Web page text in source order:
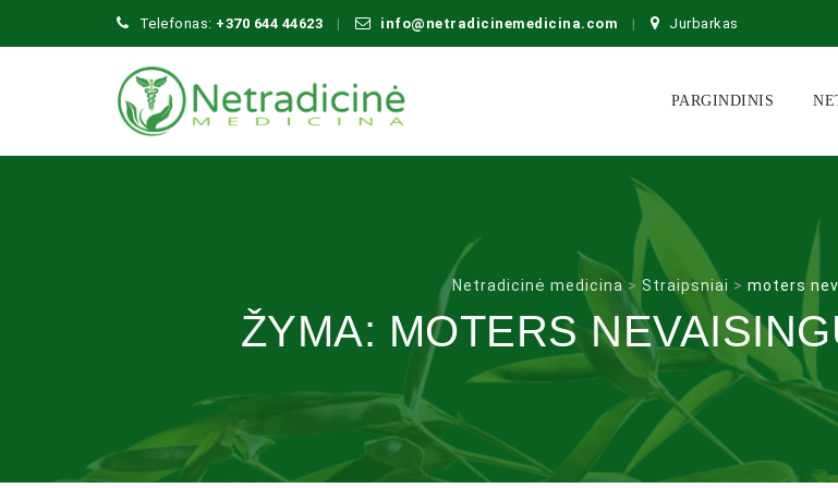
Telefonas: +370 644 44623 info@netradicinemedicina.com Jurbarkas
content
PARGINDINIS
Netradicinė medicina > Straipsniai > moters
ŽYMA: MOTERS